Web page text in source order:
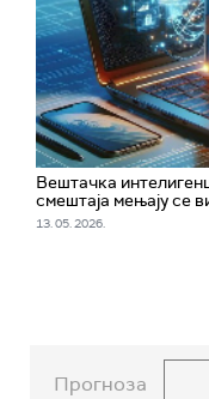
Вештачка
смештаја мењају се
13. 05. 2026.
Прогноза